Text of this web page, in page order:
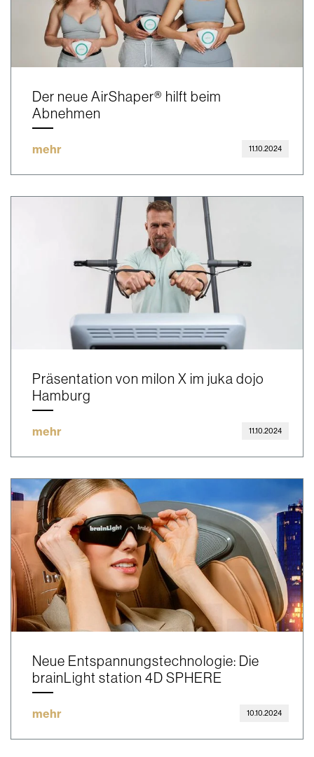
Der neue AirShaper® hilft beim
Abnehmen
mehr 11.10.2024
Präsentation von milon X im juka dojo
Hamburg
mehr 11.10.2024
Neue Entspannungstechnologie: Die
brainLight station 4D SPHERE
mehr 10.10.2024